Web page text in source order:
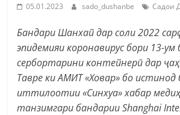
05.01.2023 sado_dushanbe Садои
Бандари Шанхай дар соли 2022
эпидемияи коронавирус бори 13-ум
сербортарини контейнерӣ дар
Тавре ки АМИТ «Ховар» бо
иттилоотии «Синхуа» хабар
танзимгари бандарии Shanghai